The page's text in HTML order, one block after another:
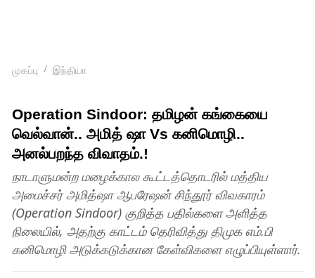
முகப்பு இந்தியா
Operation Sindoor: தமிழன் கங்கையை
வெல்வான்.. அமித் ஷா Vs கனிமொழி..
அனல்பறந்த விவாதம்.!
நாடாளுமன்ற மழைக்கால கூட்டத்தொடரில் மத்திய
அமைச்சர் அமித்ஷா ஆபரேஷன் சிந்தூர் விவகாரம்
(Operation Sindoor) குறித்த பதில்களை அளித்த
நிலையில், அதற்கு காட்டம் தெரிவித்து திமுக எம்.பி
கனிமொழி அடுக்கடுக்கான கேள்விகளை எழுப்பியுள்ளார்.